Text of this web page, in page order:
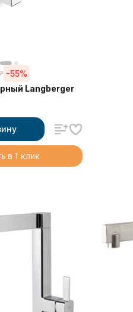
-55%
Langberger
в 1 клик